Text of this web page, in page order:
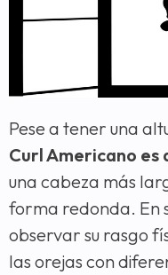
Pese a tener una
Curl Americano es
una cabeza más
forma redonda. En
observar su rasgo
las orejas con